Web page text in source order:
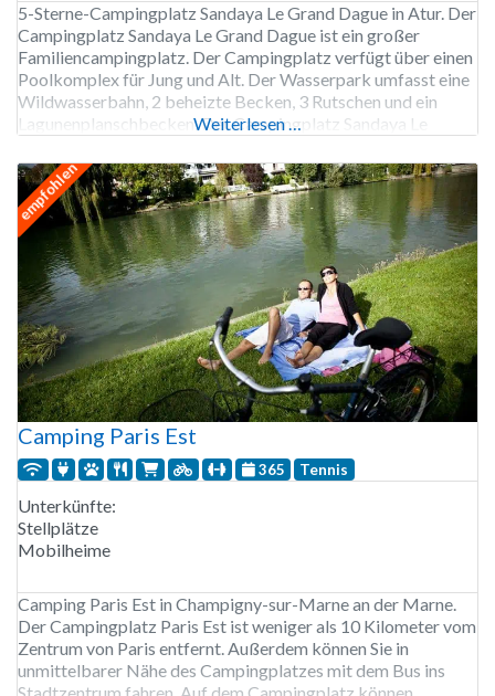
5-Sterne-Campingplatz Sandaya Le Grand Dague in Atur. Der
Campingplatz Sandaya Le Grand Dague ist ein großer
Familiencampingplatz. Der Campingplatz verfügt über einen
Poolkomplex für Jung und Alt. Der Wasserpark umfasst eine
Wildwasserbahn, 2 beheizte Becken, 3 Rutschen und ein
Lagunenplanschbecken. Der Campingplatz Sandaya Le
geöffnet. Le Grand Dague verfügt über Ladestationen.
Weiterlesen …
empfohlen
Camping Paris Est
365 Tennis
Unterkünfte:
Stellplätze
Mobilheime
Camping Paris Est in Champigny-sur-Marne an der Marne.
Der Campingplatz Paris Est ist weniger als 10 Kilometer vom
Zentrum von Paris entfernt. Außerdem können Sie in
unmittelbarer Nähe des Campingplatzes mit dem Bus ins